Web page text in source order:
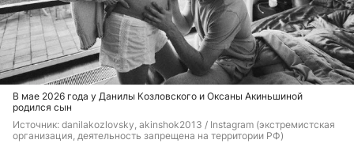
В мае 2026 года у Данилы Козловского и Оксаны Акиньшиной
родился сын
Источник: danilakozlovsky, akinshok2013 / Instagram (экстремистская
организация, деятельность запрещена на территории РФ)